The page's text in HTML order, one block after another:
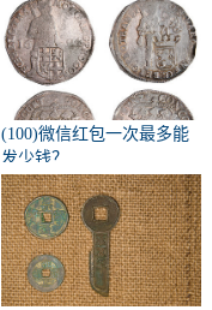
(100)微信红包一次最多能
发少钱？